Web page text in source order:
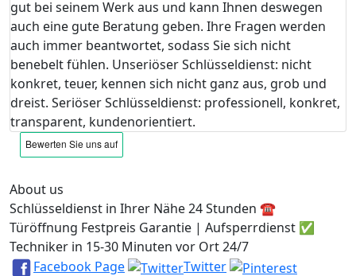
gut bei seinem Werk aus und kann Ihnen deswegen
auch eine gute Beratung geben. Ihre Fragen werden
auch immer beantwortet, sodass Sie sich nicht
benebelt fühlen. Unseriöser Schlüsseldienst: nicht
konkret, teuer, kennen sich nicht ganz aus, grob und
dreist. Seriöser Schlüsseldienst: professionell, konkret,
transparent, kundenorientiert.
About us
Schlüsseldienst in Ihrer Nähe 24 Stunden ☎️
Türöffnung Festpreis Garantie | Aufsperrdienst ✅
Techniker in 15-30 Minuten vor Ort 24/7
Facebook Page
Twitter